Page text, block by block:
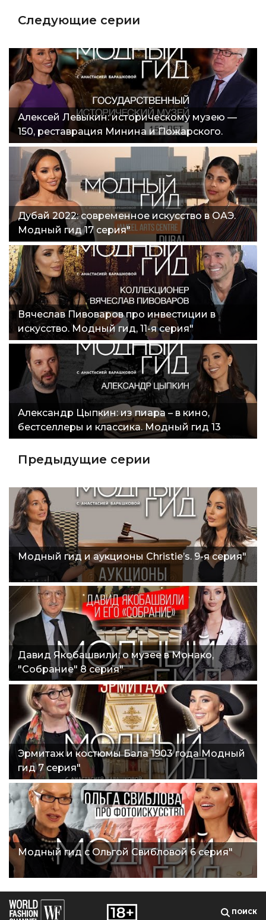
Следующие серии
Алексей Левыкин: историческому музею —
150, реставрация Минина и Пожарского.
Модный гид 16 серия"
Дубай 2022: современное искусство в ОАЭ.
Модный гид 17 серия"
Вячеслав Пивоваров про инвестиции в
искусство. Модный гид, 11-я серия"
Александр Цыпкин: из пиара – в кино,
бестселлеры и классика. Модный гид 13
серия"
Предыдущие серии
Модный гид и аукционы Christie’s. 9-я серия"
Давид Якобашвили: о музее в Монако,
"Собрание" 8 серия"
Эрмитаж и костюмы Бала 1903 года Модный
гид 7 серия"
Модный гид с Ольгой Свибловой 6 серия"
ПОИСК